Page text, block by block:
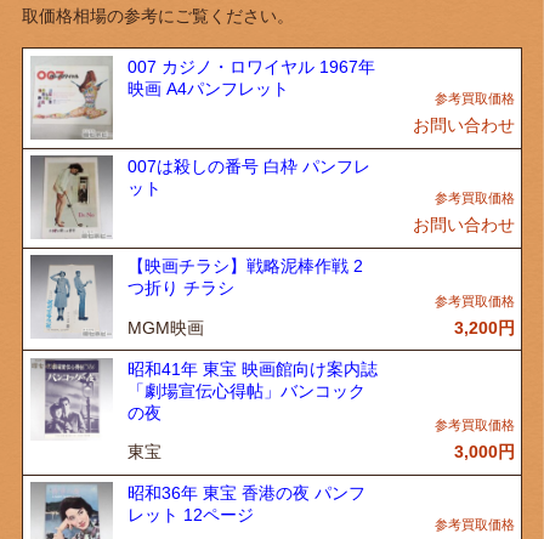
取価格相場の参考にご覧ください。
007 カジノ・ロワイヤル 1967年
映画 A4パンフレット
お問い合わせ
007は殺しの番号 白枠 パンフレ
ット
お問い合わせ
【映画チラシ】戦略泥棒作戦 2
つ折り チラシ
MGM映画 3,200円
昭和41年 東宝 映画館向け案内誌
「劇場宣伝心得帖」バンコック
の夜
東宝 3,000円
昭和36年 東宝 香港の夜 パンフ
レット 12ページ